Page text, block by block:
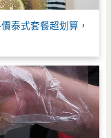
泰式套餐超划算，